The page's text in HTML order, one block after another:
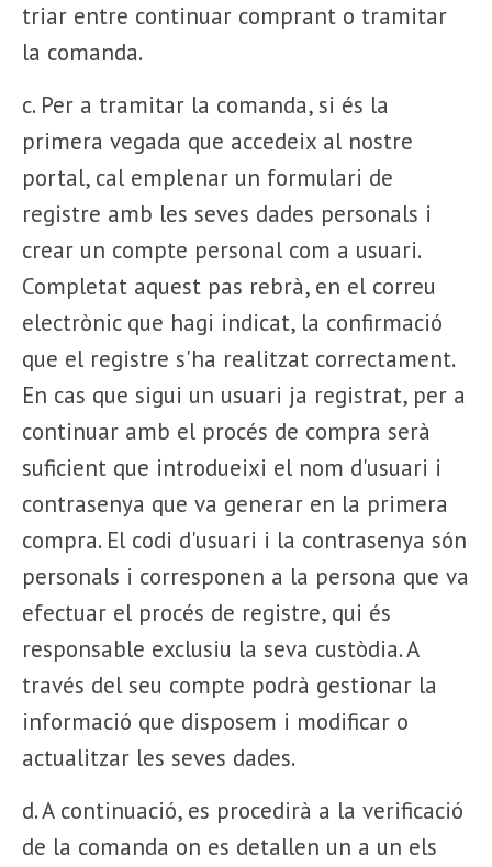
triar entre continuar comprant o tramitar
la comanda.
c. Per a tramitar la comanda, si és la
primera vegada que accedeix al nostre
portal, cal emplenar un formulari de
registre amb les seves dades personals i
crear un compte personal com a usuari.
Completat aquest pas rebrà, en el correu
electrònic que hagi indicat, la confirmació
que el registre s'ha realitzat correctament.
En cas que sigui un usuari ja registrat, per a
continuar amb el procés de compra serà
suficient que introdueixi el nom d'usuari i
contrasenya que va generar en la primera
compra. El codi d'usuari i la contrasenya són
personals i corresponen a la persona que va
efectuar el procés de registre, qui és
responsable exclusiu la seva custòdia. A
través del seu compte podrà gestionar la
informació que disposem i modificar o
actualitzar les seves dades.
d. A continuació, es procedirà a la verificació
de la comanda on es detallen un a un els